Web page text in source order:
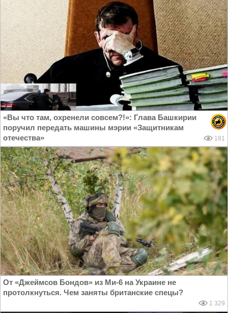
«Вы что там, охренели совсем?!»: Глава Башкирии
поручил передать машины мэрии «Защитникам
отечества»
181
От «Джеймсов Бондов» из Ми-6 на Украине не
протолкнуться. Чем заняты британские спецы?
1 329